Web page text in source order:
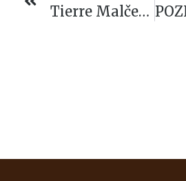
Tierre Malčeri: Kvaliteta I Pouzdanost Za Svako Gospodarstvo!